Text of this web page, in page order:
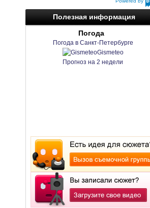
DaysPedia.com
Полезная информация
Погода
Погода в Санкт-Петербурге
Gismeteo
Прогноз на 2 недели